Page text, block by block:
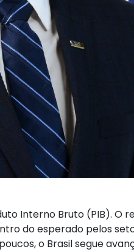
Interno Bruto (PIB). O
do esperado pelos
o Brasil segue